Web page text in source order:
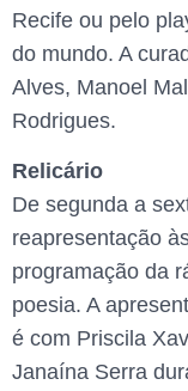
Recife ou pelo
do mundo. A
Alves, Manoel
Rodrigues.
Relicário
De segunda a
reapresentação
programação da
poesia. A
é com Priscila
Janaína Serra